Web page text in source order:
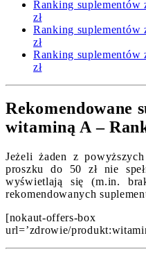
Ranking suplementów
zł
Ranking suplementów
zł
Ranking
zł
Rekomendowane
witaminą A –
Jeżeli żaden z
proszku do 50 zł nie
wyświetlają się (m.in.
rekomendowanych
[nokaut-offers-
url=’zdrowie/